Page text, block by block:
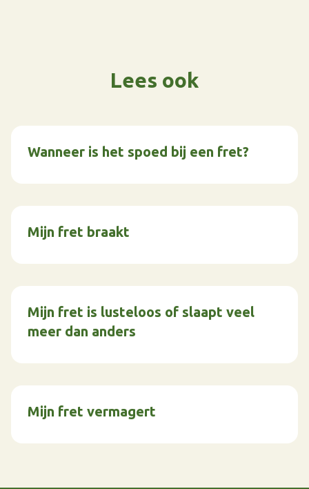
Lees ook
Wanneer is het spoed bij een fret?
Mijn fret braakt
Mijn fret is lusteloos of slaapt veel
meer dan anders
Mijn fret vermagert